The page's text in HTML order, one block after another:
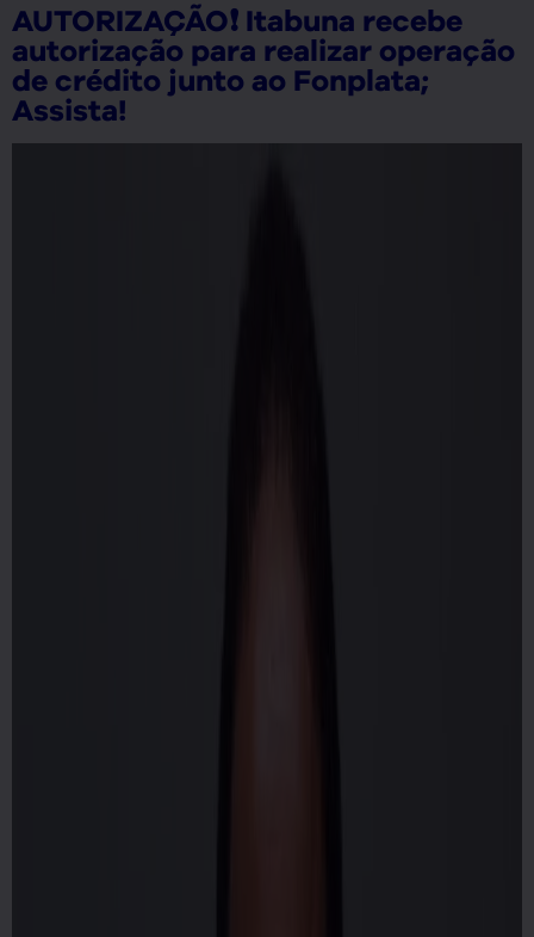
POLÍTICA❗ Ex-prefeitos Geraldo
Simões e Capitão Azevedo se
reúnem para discutir eleições de
2024